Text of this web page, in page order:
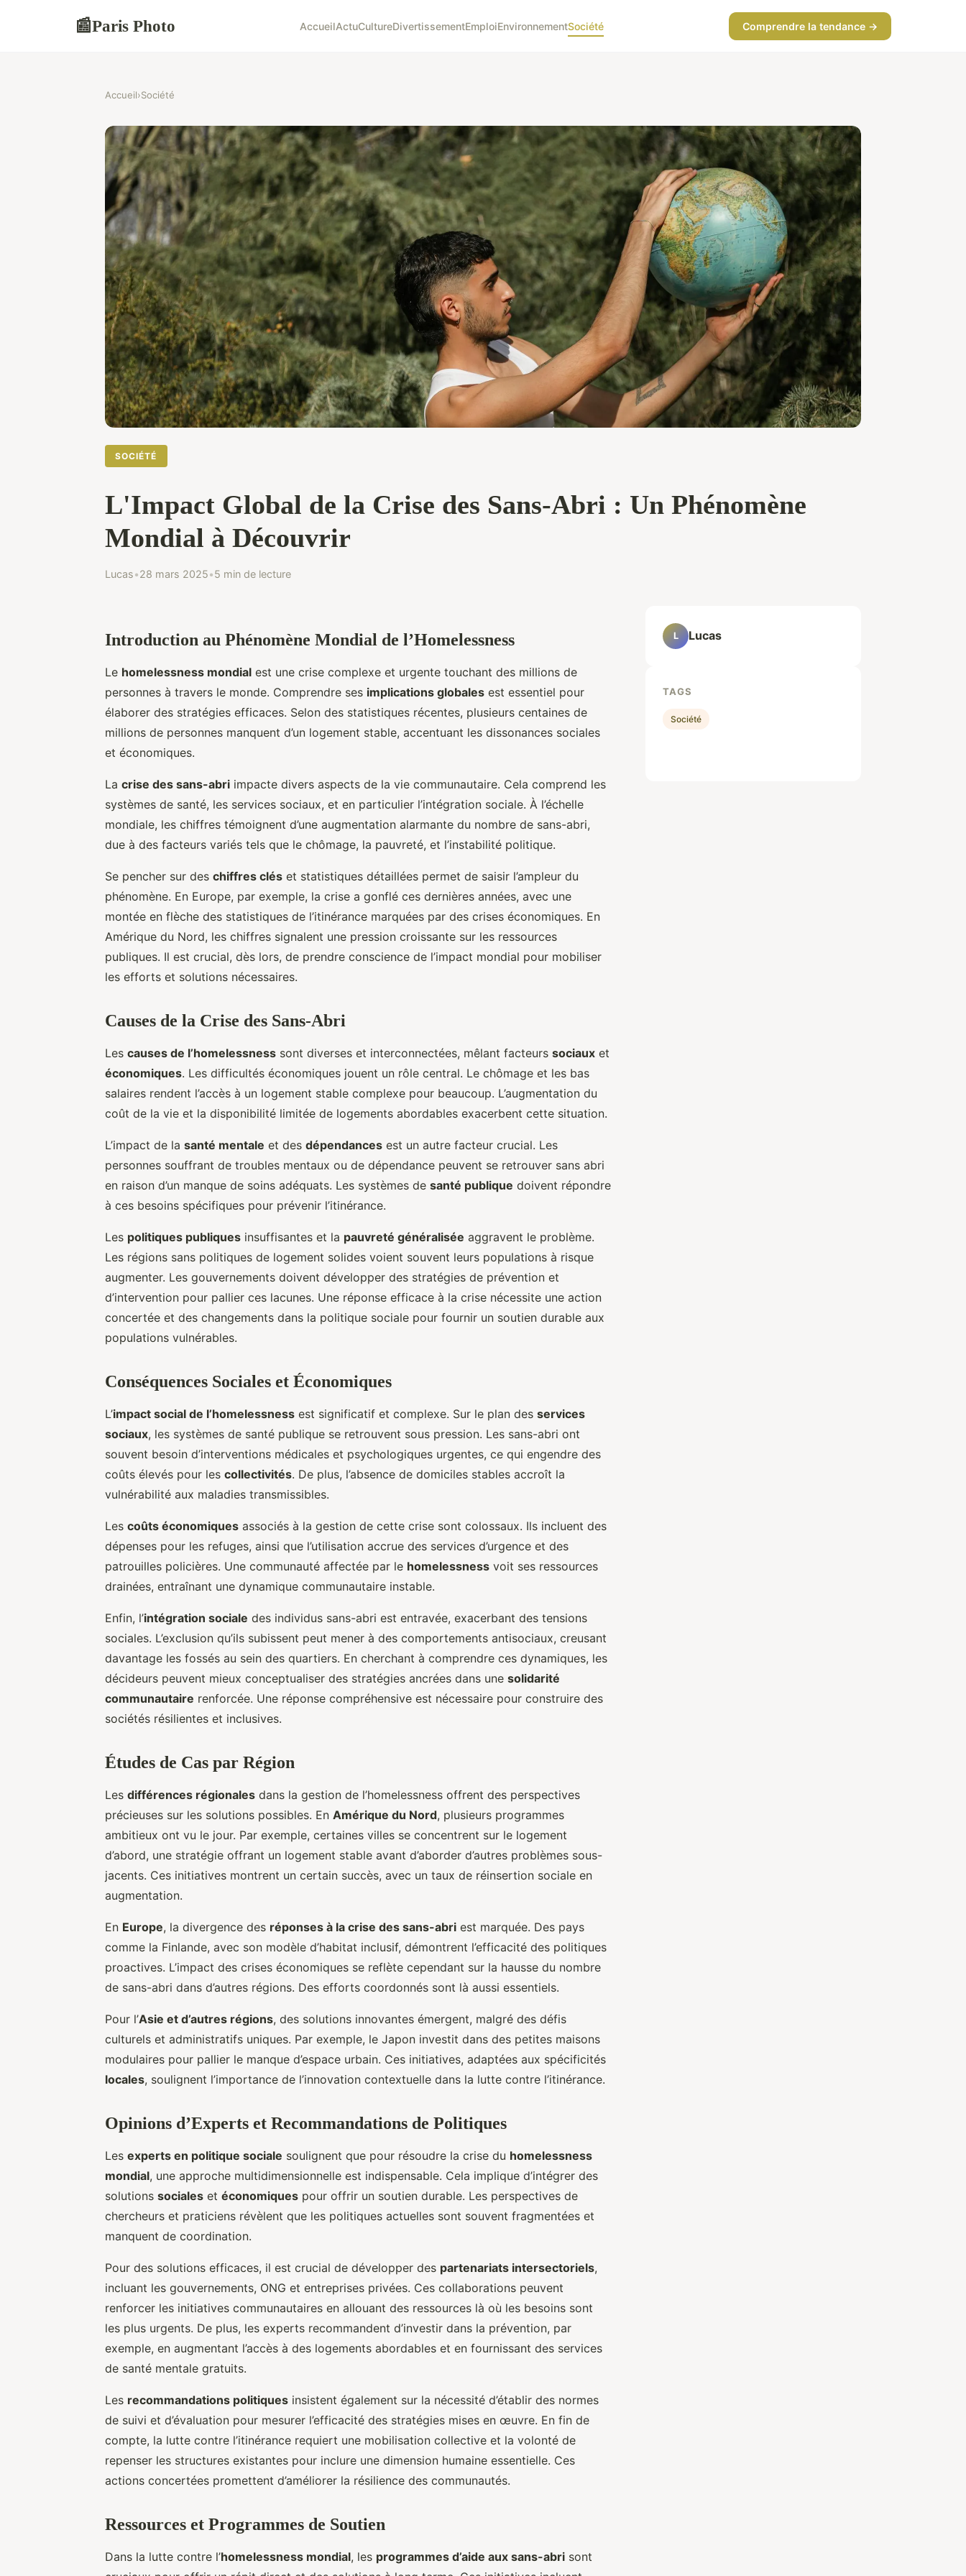
📰Paris Photo AccueilActuCultureDivertissementEmploiEnvironnementSociété Comprendre la tendance →
Accueil›Société
SOCIÉTÉ
L'Impact Global de la Crise des Sans-Abri : Un Phénomène
Mondial à Découvrir
Lucas•28 mars 2025•5 min de lecture
Introduction au Phénomène Mondial de l’Homelessness
Le homelessness mondial est une crise complexe et urgente touchant des millions de
personnes à travers le monde. Comprendre ses implications globales est essentiel pour
élaborer des stratégies efficaces. Selon des statistiques récentes, plusieurs centaines de
millions de personnes manquent d’un logement stable, accentuant les dissonances sociales
et économiques.
La crise des sans-abri impacte divers aspects de la vie communautaire. Cela comprend les
systèmes de santé, les services sociaux, et en particulier l’intégration sociale. À l’échelle
mondiale, les chiffres témoignent d’une augmentation alarmante du nombre de sans-abri,
due à des facteurs variés tels que le chômage, la pauvreté, et l’instabilité politique.
Se pencher sur des chiffres clés et statistiques détaillées permet de saisir l’ampleur du
phénomène. En Europe, par exemple, la crise a gonflé ces dernières années, avec une
montée en flèche des statistiques de l’itinérance marquées par des crises économiques. En
Amérique du Nord, les chiffres signalent une pression croissante sur les ressources
publiques. Il est crucial, dès lors, de prendre conscience de l’impact mondial pour mobiliser
les efforts et solutions nécessaires.
Causes de la Crise des Sans-Abri
Les causes de l’homelessness sont diverses et interconnectées, mêlant facteurs sociaux et
économiques. Les difficultés économiques jouent un rôle central. Le chômage et les bas
salaires rendent l’accès à un logement stable complexe pour beaucoup. L’augmentation du
coût de la vie et la disponibilité limitée de logements abordables exacerbent cette situation.
L’impact de la santé mentale et des dépendances est un autre facteur crucial. Les
personnes souffrant de troubles mentaux ou de dépendance peuvent se retrouver sans abri
en raison d’un manque de soins adéquats. Les systèmes de santé publique doivent répondre
à ces besoins spécifiques pour prévenir l’itinérance.
Les politiques publiques insuffisantes et la pauvreté généralisée aggravent le problème.
Les régions sans politiques de logement solides voient souvent leurs populations à risque
augmenter. Les gouvernements doivent développer des stratégies de prévention et
d’intervention pour pallier ces lacunes. Une réponse efficace à la crise nécessite une action
concertée et des changements dans la politique sociale pour fournir un soutien durable aux
populations vulnérables.
Conséquences Sociales et Économiques
L’impact social de l’homelessness est significatif et complexe. Sur le plan des services
sociaux, les systèmes de santé publique se retrouvent sous pression. Les sans-abri ont
souvent besoin d’interventions médicales et psychologiques urgentes, ce qui engendre des
coûts élevés pour les collectivités. De plus, l’absence de domiciles stables accroît la
vulnérabilité aux maladies transmissibles.
Les coûts économiques associés à la gestion de cette crise sont colossaux. Ils incluent des
dépenses pour les refuges, ainsi que l’utilisation accrue des services d’urgence et des
patrouilles policières. Une communauté affectée par le homelessness voit ses ressources
drainées, entraînant une dynamique communautaire instable.
Enfin, l’intégration sociale des individus sans-abri est entravée, exacerbant des tensions
sociales. L’exclusion qu’ils subissent peut mener à des comportements antisociaux, creusant
davantage les fossés au sein des quartiers. En cherchant à comprendre ces dynamiques, les
décideurs peuvent mieux conceptualiser des stratégies ancrées dans une solidarité
communautaire renforcée. Une réponse compréhensive est nécessaire pour construire des
sociétés résilientes et inclusives.
Études de Cas par Région
Les différences régionales dans la gestion de l’homelessness offrent des perspectives
précieuses sur les solutions possibles. En Amérique du Nord, plusieurs programmes
ambitieux ont vu le jour. Par exemple, certaines villes se concentrent sur le logement
d’abord, une stratégie offrant un logement stable avant d’aborder d’autres problèmes sous-
jacents. Ces initiatives montrent un certain succès, avec un taux de réinsertion sociale en
augmentation.
En Europe, la divergence des réponses à la crise des sans-abri est marquée. Des pays
comme la Finlande, avec son modèle d’habitat inclusif, démontrent l’efficacité des politiques
proactives. L’impact des crises économiques se reflète cependant sur la hausse du nombre
de sans-abri dans d’autres régions. Des efforts coordonnés sont là aussi essentiels.
Pour l’Asie et d’autres régions, des solutions innovantes émergent, malgré des défis
culturels et administratifs uniques. Par exemple, le Japon investit dans des petites maisons
modulaires pour pallier le manque d’espace urbain. Ces initiatives, adaptées aux spécificités
locales, soulignent l’importance de l’innovation contextuelle dans la lutte contre l’itinérance.
Opinions d’Experts et Recommandations de Politiques
Les experts en politique sociale soulignent que pour résoudre la crise du homelessness
mondial, une approche multidimensionnelle est indispensable. Cela implique d’intégrer des
solutions sociales et économiques pour offrir un soutien durable. Les perspectives de
chercheurs et praticiens révèlent que les politiques actuelles sont souvent fragmentées et
manquent de coordination.
Pour des solutions efficaces, il est crucial de développer des partenariats intersectoriels,
incluant les gouvernements, ONG et entreprises privées. Ces collaborations peuvent
renforcer les initiatives communautaires en allouant des ressources là où les besoins sont
les plus urgents. De plus, les experts recommandent d’investir dans la prévention, par
exemple, en augmentant l’accès à des logements abordables et en fournissant des services
de santé mentale gratuits.
Les recommandations politiques insistent également sur la nécessité d’établir des normes
de suivi et d’évaluation pour mesurer l’efficacité des stratégies mises en œuvre. En fin de
compte, la lutte contre l’itinérance requiert une mobilisation collective et la volonté de
repenser les structures existantes pour inclure une dimension humaine essentielle. Ces
actions concertées promettent d’améliorer la résilience des communautés.
Ressources et Programmes de Soutien
Dans la lutte contre l’homelessness mondial, les programmes d’aide aux sans-abri sont
L Lucas
TAGS
Société